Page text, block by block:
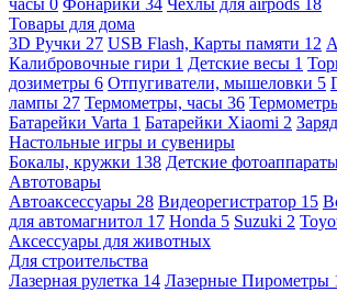
Товары для дома
3D Ручки 27 USB Flash, Карты памяти 12
Калибровочные гири 1 Детские весы 1
дозиметры 6 Отпугиватели, мышеловки 5
лампы 27 Термометры, часы 36
Батарейки Varta 1 Батарейки Xiaomi 2
Настольные игры и сувениры
Бокалы, кружки 138 Детские
Автотовары
Автоаксессуары 28 Видеорегистратор 15
для автомагнитол 17 Honda 5 Suzuki 2
Аксессуары для животных
Для строительства
Лазерная рулетка 14 Лазерные Пирометры